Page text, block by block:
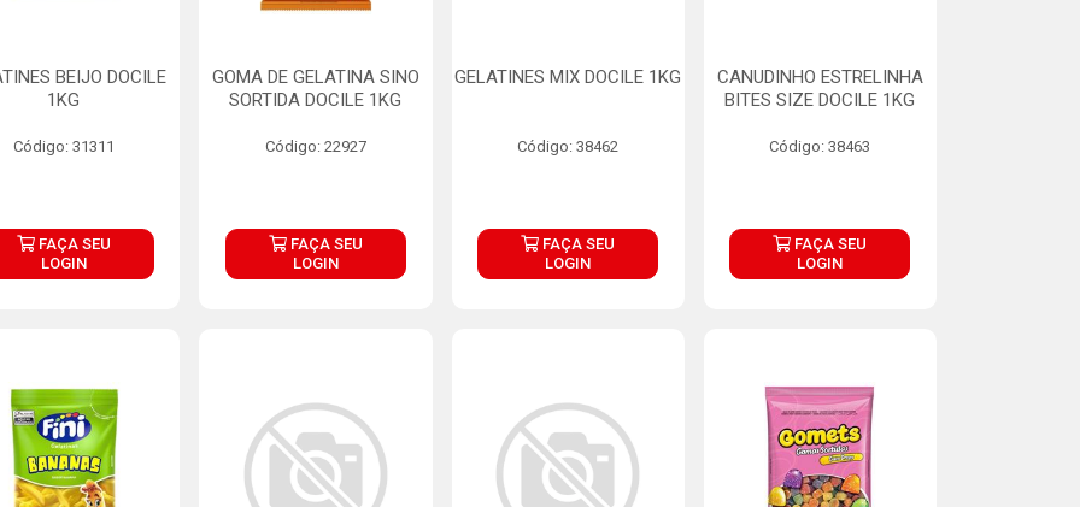
BEIJO DOCILE
1KG
Código: 31311
FAÇA SEU
LOGIN
GOMA DE GELATINA SINO
SORTIDA DOCILE 1KG
Código: 22927
FAÇA SEU
LOGIN
GELATINES MIX DOCILE 1KG
Código: 38462
FAÇA SEU
LOGIN
CANUDINHO ESTRELINHA
BITES SIZE DOCILE 1KG
Código: 38463
FAÇA SEU
LOGIN